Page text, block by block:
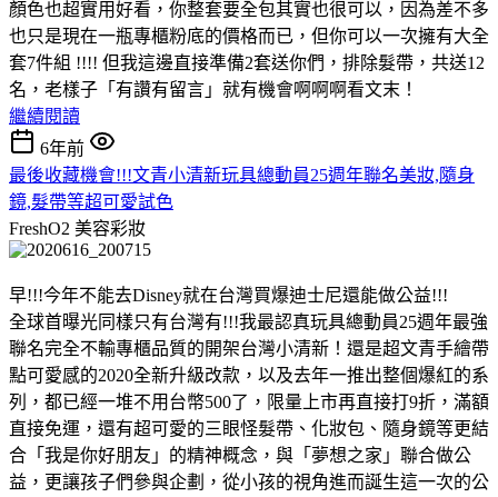
顏色也超實用好看，你整套要全包其實也很可以，因為差不多
也只是現在一瓶專櫃粉底的價格而已，但你可以一次擁有大全
套7件組 !!!! 但我這邊直接準備2套送你們，排除髮帶，共送12
名，老樣子「有讚有留言」就有機會啊啊啊看文末！
繼續閱讀
6年前
最後收藏機會!!!文青小清新玩具總動員25週年聯名美妝,隨身
鏡,髮帶等超可愛試色
FreshO2 美容彩妝
早!!!今年不能去Disney就在台灣買爆迪士尼還能做公益!!!
全球首曝光同樣只有台灣有!!!我最認真玩具總動員25週年最強
聯名完全不輸專櫃品質的開架台灣小清新！還是超文青手繪帶
點可愛感的2020全新升級改款，以及去年一推出整個爆紅的系
列，都已經一堆不用台幣500了，限量上市再直接打9折，滿額
直接免運，還有超可愛的三眼怪髮帶、化妝包、隨身鏡等更結
合「我是你好朋友」的精神概念，與「夢想之家」聯合做公
益，更讓孩子們參與企劃，從小孩的視角進而誕生這一次的公